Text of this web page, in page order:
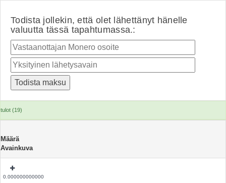
Todista jollekin, että olet lähettänyt hänelle
valuutta tässä tapahtumassa.:
tulot (19)
Määrä
Avainkuva
0.000000000000